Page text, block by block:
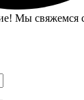
Мы свяжемся